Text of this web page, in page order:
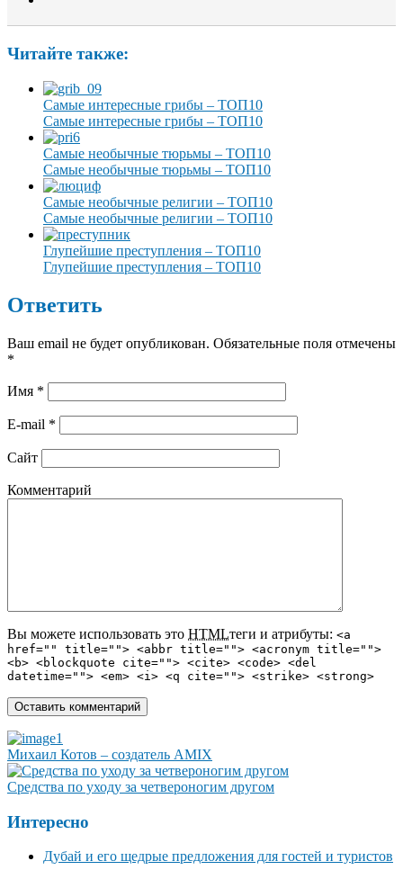
Читайте также:
Самые интересные грибы – ТОП10
Самые интересные грибы – ТОП10
Самые необычные тюрьмы – ТОП10
Самые необычные тюрьмы – ТОП10
Самые необычные религии – ТОП10
Самые необычные религии – ТОП10
Глупейшие преступления – ТОП10
Глупейшие преступления – ТОП10
Ответить
Ваш email не будет опубликован. Обязательные поля отмечены
*
Имя *
E-mail *
Сайт
Комментарий
Вы можете использовать это HTMLтеги и атрибуты: <a
href="" title=""> <abbr title=""> <acronym title="">
<b> <blockquote cite=""> <cite> <code> <del
datetime=""> <em> <i> <q cite=""> <strike> <strong>
Михаил Котов – создатель AMIX
Средства по уходу за четвероногим другом
Интересно
Дубай и его щедрые предложения для гостей и туристов